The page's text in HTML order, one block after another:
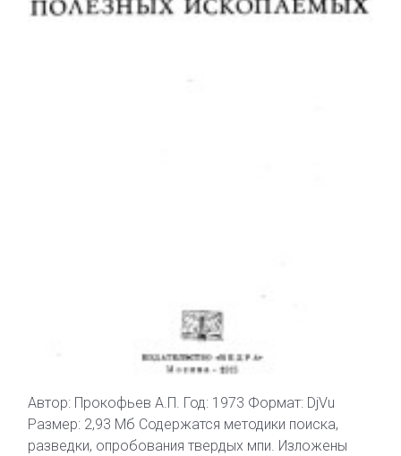
Автор: Прокофьев А.П. Год: 1973 Формат: DjVu
Размер: 2,93 Мб Содержатся методики поиска,
разведки, опробования твердых мпи. Изложены